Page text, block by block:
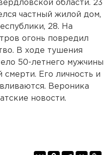
области. 23
частный жилой дом,
28. На
огонь повредил
В ходе тушения
50-летнего мужчины
смерти. Его личность и
Вероника
новости.